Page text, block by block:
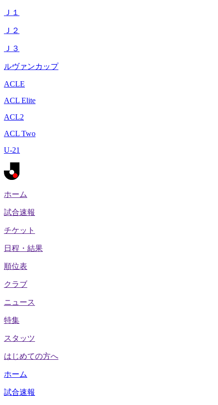
Ｊ１
Ｊ２
Ｊ３
ルヴァンカップ
ACLE
ACL Elite
ACL2
ACL Two
U-21
ホーム
試合速報
チケット
日程・結果
順位表
クラブ
ニュース
特集
スタッツ
はじめての方へ
ホーム
試合速報